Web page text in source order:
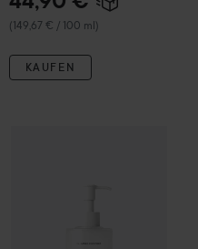
(149,67 € / 100 ml)
KAUFEN